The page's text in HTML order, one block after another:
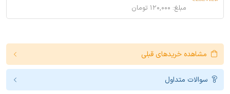
مبلغ: ۱۲۰,۰۰۰ تومان
مشاهده خریدهای قبلی
سوالات متداول